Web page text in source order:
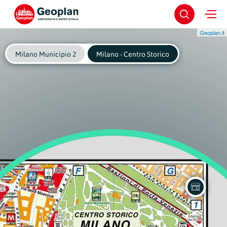
Geoplan.it
Milano Municipio 2 Milano - Centro Storico